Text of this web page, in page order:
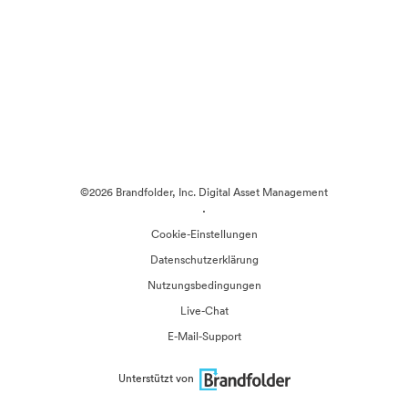
©2026 Brandfolder, Inc. Digital Asset Management
·
Cookie-Einstellungen
Datenschutzerklärung
Nutzungsbedingungen
Live-Chat
E-Mail-Support
Unterstützt von